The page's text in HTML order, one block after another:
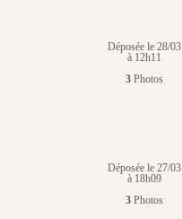
Déposée le 28/03
à 12h11
3 Photos
Déposée le 27/03
à 18h09
3 Photos